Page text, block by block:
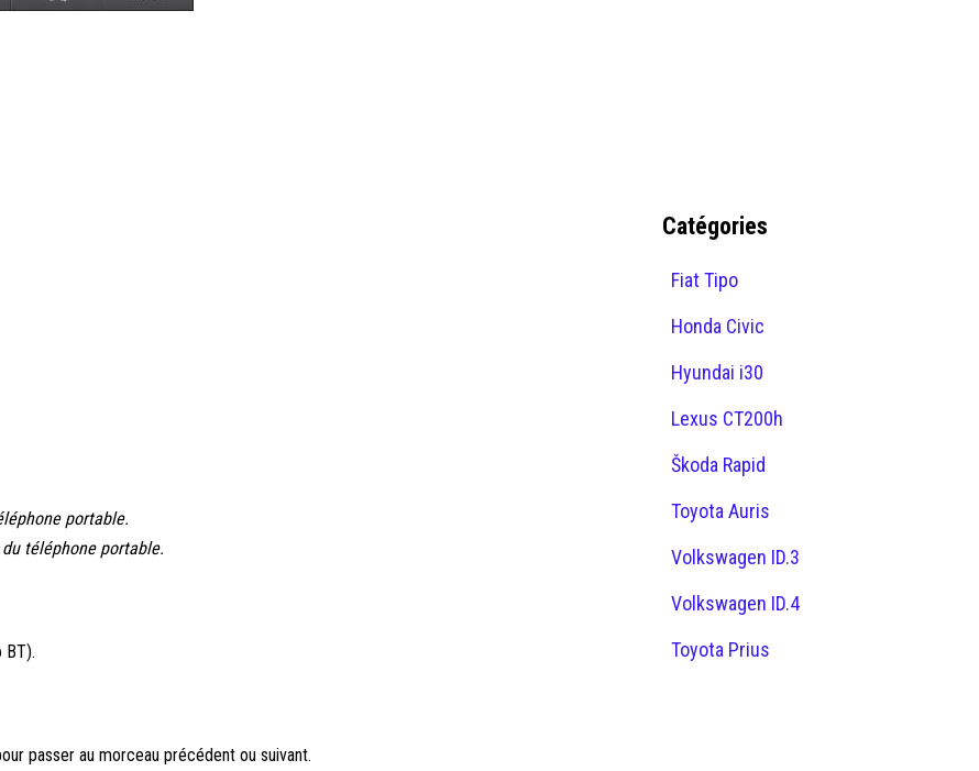
portable.
téléphone portable.
BT).
passer au morceau précédent ou suivant.
Catégories
Fiat Tipo
Honda Civic
Hyundai i30
Lexus CT200h
Škoda Rapid
Toyota Auris
Volkswagen ID.3
Volkswagen ID.4
Toyota Prius